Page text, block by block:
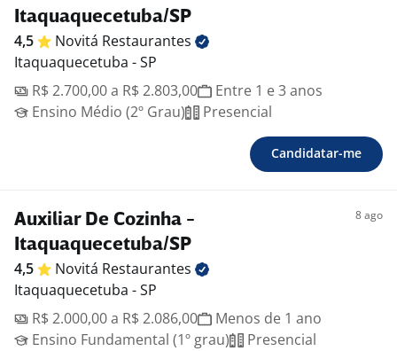
Itaquaquecetuba/SP
4,5 Novitá Restaurantes
Itaquaquecetuba - SP
R$ 2.700,00 a R$ 2.803,00
Entre 1 e 3 anos
Ensino Médio (2º Grau)
Presencial
Candidatar-me
Auxiliar De Cozinha -
Itaquaquecetuba/SP
8 ago
4,5 Novitá Restaurantes
Itaquaquecetuba - SP
R$ 2.000,00 a R$ 2.086,00
Menos de 1 ano
Ensino Fundamental (1º grau)
Presencial